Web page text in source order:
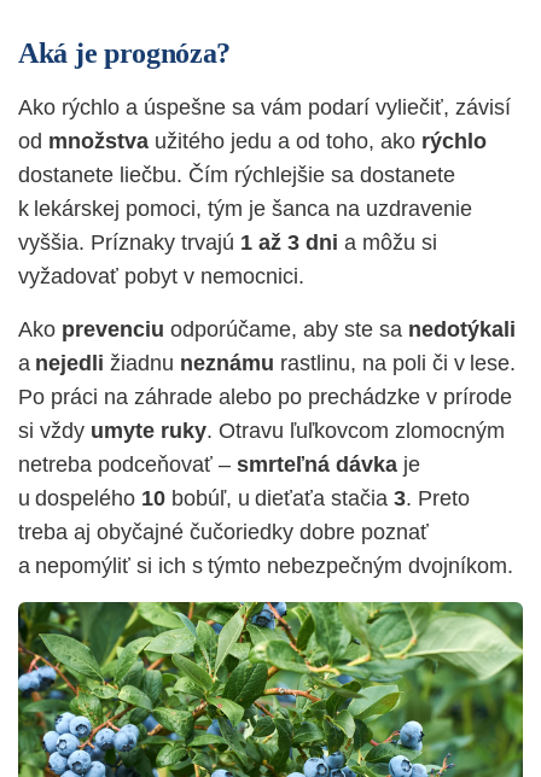
Aká je prognóza?
Ako rýchlo a úspešne sa vám podarí vyliečiť, závisí
od množstva užitého jedu a od toho, ako rýchlo
dostanete liečbu. Čím rýchlejšie sa dostanete
k lekárskej pomoci, tým je šanca na uzdravenie
vyššia. Príznaky trvajú 1 až 3 dni a môžu si
vyžadovať pobyt v nemocnici.
Ako prevenciu odporúčame, aby ste sa nedotýkali
a nejedli žiadnu neznámu rastlinu, na poli či v lese.
Po práci na záhrade alebo po prechádzke v prírode
si vždy umyte ruky. Otravu ľuľkovcom zlomocným
netreba podceňovať – smrteľná dávka je
u dospelého 10 bobúľ, u dieťaťa stačia 3. Preto
treba aj obyčajné čučoriedky dobre poznať
a nepomýliť si ich s týmto nebezpečným dvojníkom.